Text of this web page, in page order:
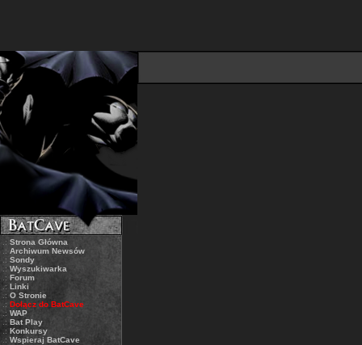
.: Strona Główna
.: Archiwum Newsów
.: Sondy
.:Wyszukiwarka
.: Forum
.: Linki
.: O Stronie
.: Dołącz do BatCave
.: WAP
.: Bat Play
.: Konkursy
.: Wspieraj BatCave